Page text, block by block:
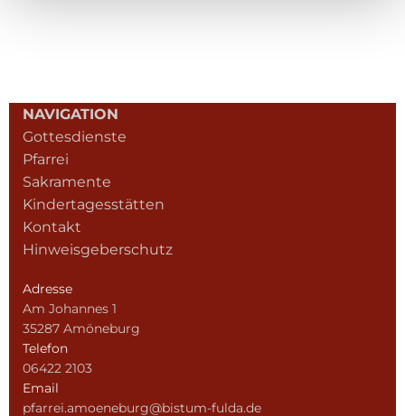
NAVIGATION
Gottesdienste
Pfarrei
Sakramente
Kindertagesstätten
Kontakt
Hinweisgeberschutz
Adresse
Am Johannes 1
35287 Amöneburg
Telefon
06422 2103
Email
pfarrei.amoeneburg@bistum-fulda.de